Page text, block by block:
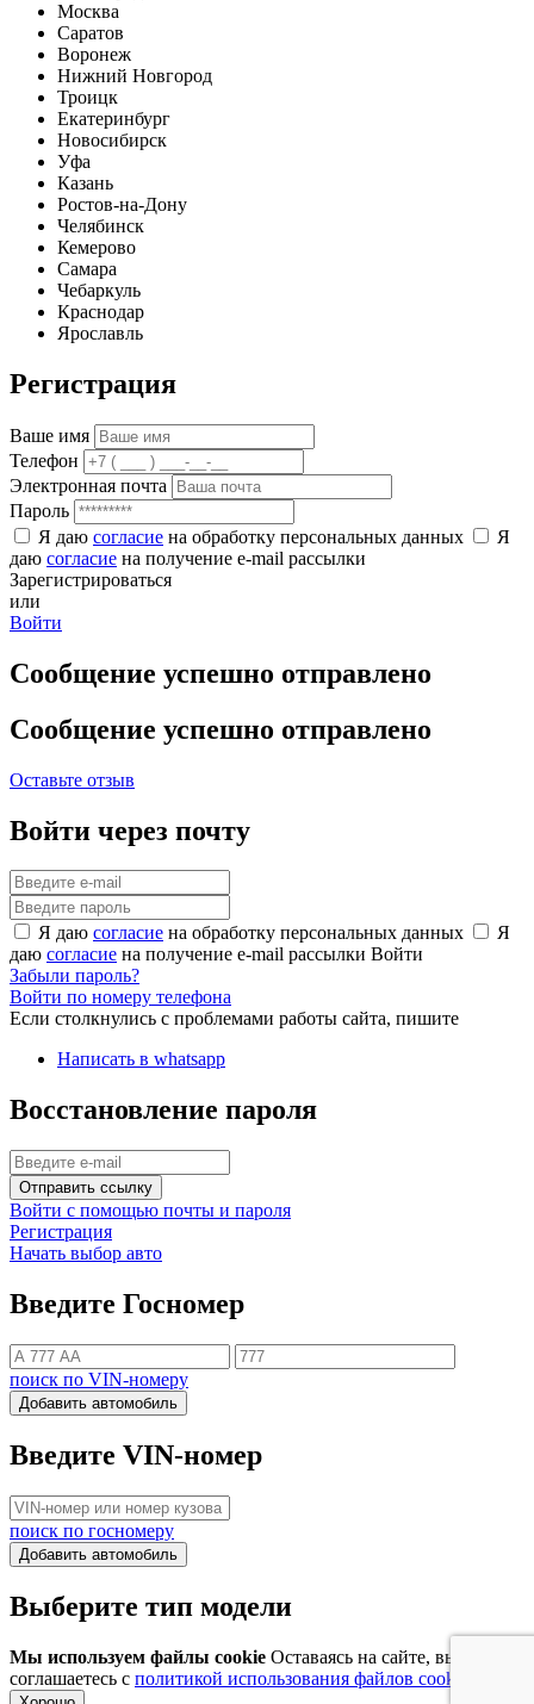
Москва
Саратов
Воронеж
Нижний Новгород
Троицк
Екатеринбург
Новосибирск
Уфа
Казань
Ростов-на-Дону
Челябинск
Кемерово
Самара
Чебаркуль
Краснодар
Ярославль
Регистрация
Ваше имя
Телефон
Электронная почта
Пароль
Я даю согласие на обработку персональных данных
Я
даю согласие на получение e-mail рассылки
Зарегистрироваться
или
Войти
Сообщение успешно отправлено
Сообщение успешно отправлено
Оставьте отзыв
Войти через почту
Я даю согласие на обработку персональных данных
Я
даю согласие на получение e-mail рассылки Войти
Забыли пароль?
Войти по номеру телефона
Если столкнулись с проблемами работы сайта, пишите
Написать в whatsapp
Восстановление пароля
Отправить ссылку
Войти с помощью почты и пароля
Регистрация
Начать выбор авто
Введите Госномер
поиск по VIN-номеру
Добавить автомобиль
Введите VIN-номер
поиск по госномеру
Добавить автомобиль
Выберите тип модели
Мы используем файлы cookie Оставаясь на сайте, вы
соглашаетесь с политикой использования файлов cookie